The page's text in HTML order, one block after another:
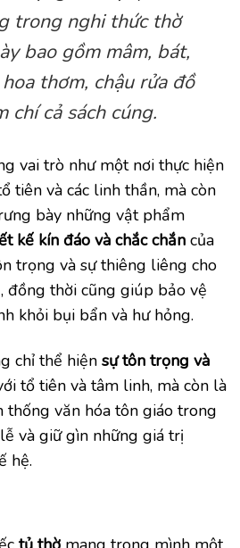
trong nghi thức thờ
bao gồm mâm, bát,
thơm, chậu rửa đồ
chí cả sách cúng.
vai trò như một nơi thực hiện
tiên và các linh thần, mà còn
bày những vật phẩm
kế kín đáo và chắc chắn của
trọng và sự thiêng liêng cho
đồng thời cũng giúp bảo vệ
khỏi bụi bẩn và hư hỏng.
chỉ thể hiện sự tôn trọng và
tổ tiên và tâm linh, mà còn là
thống văn hóa tôn giáo trong
và giữ gìn những giá trị
hệ.